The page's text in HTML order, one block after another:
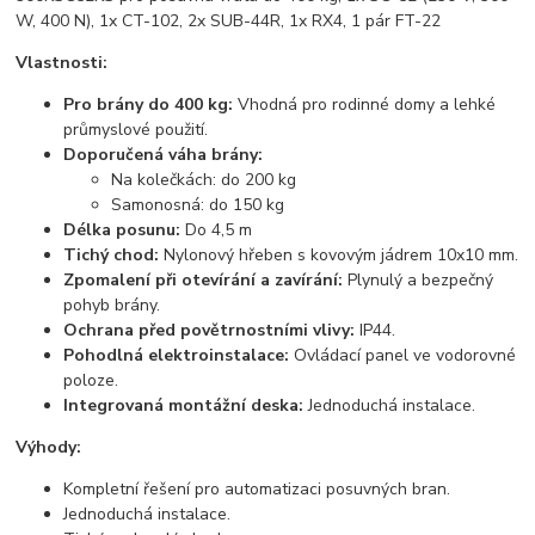
W, 400 N), 1x CT-102, 2x SUB-44R, 1x RX4, 1 pár FT-22
Vlastnosti:
Pro brány do 400 kg: Vhodná pro rodinné domy a lehké
průmyslové použití.
Doporučená váha brány:
Na kolečkách: do 200 kg
Samonosná: do 150 kg
Délka posunu: Do 4,5 m
Tichý chod: Nylonový hřeben s kovovým jádrem 10x10 mm.
Zpomalení při otevírání a zavírání: Plynulý a bezpečný
pohyb brány.
Ochrana před povětrnostními vlivy: IP44.
Pohodlná elektroinstalace: Ovládací panel ve vodorovné
poloze.
Integrovaná montážní deska: Jednoduchá instalace.
Výhody:
Kompletní řešení pro automatizaci posuvných bran.
Jednoduchá instalace.